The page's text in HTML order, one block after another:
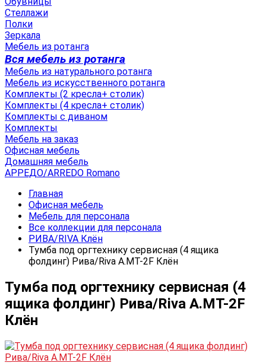
Стеллажи
Полки
Зеркала
Мебель из ротанга
Вся мебель из ротанга
Мебель из натурального ротанга
Мебель из искусственного ротанга
Комплекты (2 кресла+ столик)
Комплекты (4 кресла+ столик)
Комплекты с диваном
Комплекты
Мебель на заказ
Офисная мебель
Домашняя мебель
АРРЕДО/ARREDO Romano
Главная
Офисная мебель
Мебель для персонала
Все коллекции для персонала
РИВА/RIVA Клён
Тумба под оргтехнику сервисная (4 ящика
фолдинг) Рива/Riva А.МТ-2F Клён
Тумба под оргтехнику сервисная (4
ящика фолдинг) Рива/Riva А.МТ-2F
Клён